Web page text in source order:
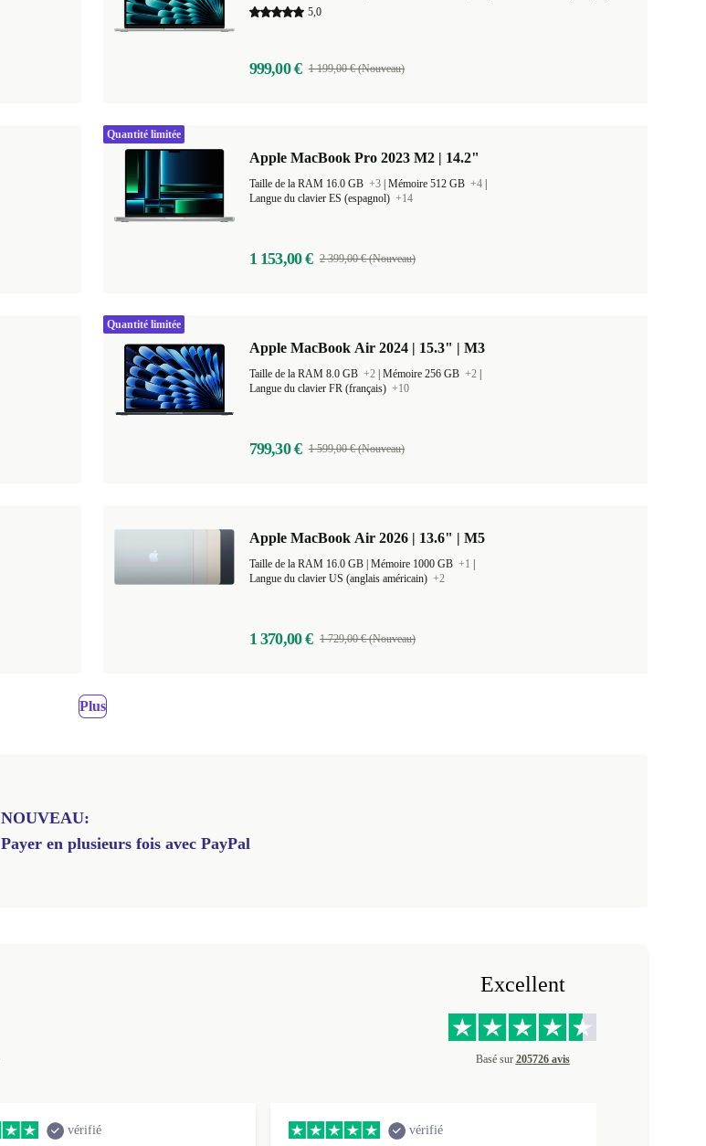
5,0
999,00 € 1 199,00 € (Nouveau)
Apple MacBook Pro 2023 M2 | 14.2"
Taille de la RAM 16.0 GB +3 Mémoire 512 GB +4
Langue du clavier ES (espagnol) +14
1 153,00 € 2 399,00 € (Nouveau)
Quantité limitée
Apple MacBook Air 2024 | 15.3" | M3
Taille de la RAM 8.0 GB +2 Mémoire 256 GB +2
Langue du clavier FR (français) +10
799,30 € 1 599,00 € (Nouveau)
Quantité limitée
Apple MacBook Air 2026 | 13.6" | M5
Mémoire 1000 GB +1
Langue du clavier US (anglais américain) +2
1 370,00 € 1 729,00 € (Nouveau)
Plus
NOUVEAU:
Payer en plusieurs fois avec PayPal
Excellent
Basé sur 205726 avis
vérifié vérifié